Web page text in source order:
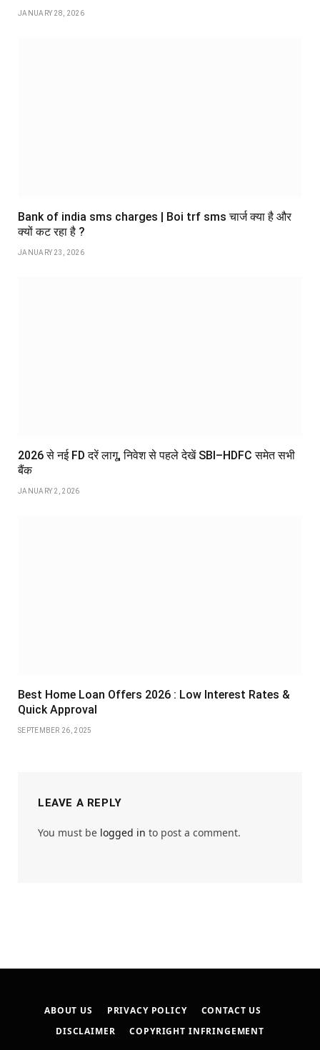
JANUARY 28, 2026
Bank of india sms charges | Boi trf sms चार्ज क्या है और
क्यों कट रहा है ?
JANUARY 23, 2026
2026 से नई FD दरें लागू, निवेश से पहले देखें SBI–HDFC समेत सभी
बैंक
JANUARY 2, 2026
Best Home Loan Offers 2026 : Low Interest Rates &
Quick Approval
SEPTEMBER 26, 2025
LEAVE A REPLY
You must be logged in to post a comment.
ABOUT US PRIVACY POLICY
CONTACT US
DISCLAIMER
COPYRIGHT INFRINGEMENT